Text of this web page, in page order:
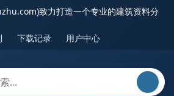
致力打造一个专业的建筑资料分
下载记录 用户中心